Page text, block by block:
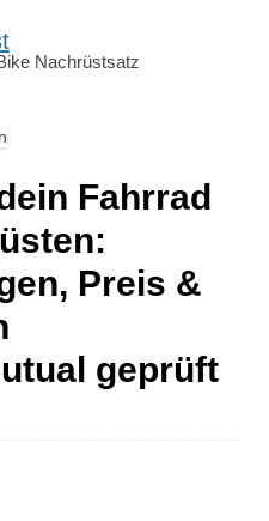
Nachrüstsatz
Fahrrad
Preis &